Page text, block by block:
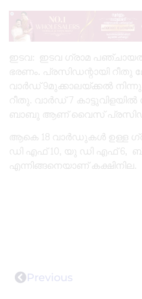
ഇടവ: ഇടവ ഗ്രാമ
ഭരണം. പ്രസിഡന്റായി
വാർഡ് 9മുക്കാലയ്ക്കൽ
റീതു. വാർഡ് 7 കാട്ടുവിളയിൽ
ബാബു ആണ് വൈസ്
ആകെ 18 വാർഡുകൾ ഉള്ള
ഡി എഫ് 10, യു ഡി എഫ് 6,
എന്നിങ്ങനെയാണ് കക്ഷിനില.
Previous